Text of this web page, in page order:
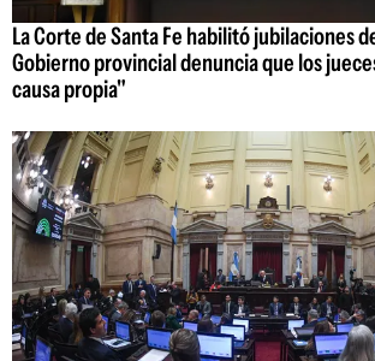
La Corte de Santa Fe habilitó jubilaciones
Gobierno provincial denuncia que los
causa propia"